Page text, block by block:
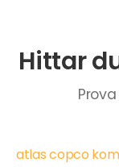
Hittar
atlas copco